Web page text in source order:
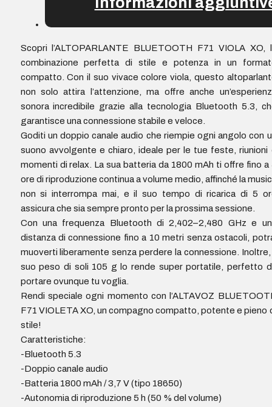
Scopri l’ALTOPARLANTE BLUETOOTH F71 VIOLA XO,
combinazione perfetta di stile e potenza in un
compatto. Con il suo vivace colore viola, questo
non solo attira l’attenzione, ma offre anche
sonora incredibile grazie alla tecnologia Bluetooth 5.3,
garantisce una connessione stabile e veloce.
Goditi un doppio canale audio che riempie ogni angolo con
suono avvolgente e chiaro, ideale per le tue feste, riunioni
momenti di relax. La sua batteria da 1800 mAh ti offre fino a
ore di riproduzione continua a volume medio, affinché la
non si interrompa mai, e il suo tempo di ricarica di 5
assicura che sia sempre pronto per la prossima sessione.
Con una frequenza Bluetooth di 2,402–2,480 GHz e
distanza di connessione fino a 10 metri senza ostacoli,
muoverti liberamente senza perdere la connessione. Inoltre,
suo peso di soli 105 g lo rende super portatile, perfetto
portare ovunque tu voglia.
Rendi speciale ogni momento con l’ALTAVOZ
F71 VIOLETA XO, un compagno compatto, potente e pieno
stile!
Caratteristiche:
-Bluetooth 5.3
-Doppio canale audio
-Batteria 1800 mAh / 3,7 V (tipo 18650)
-Autonomia di riproduzione 5 h (50 % del volume)